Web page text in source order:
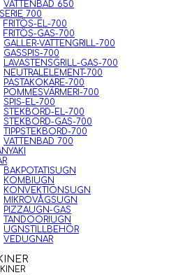
VATTENBAD 650
700
FRITÖS-EL-700
FRITÖS-GAS-700
GALLER-VATTENGRILL-700
GASSPIS-700
LAVASTENSGRILL-GAS-700
NEUTRALELEMENT-700
PASTAKOKARE-700
POMMESVÄRMERI-700
SPIS-EL-700
STEKBORD-EL-700
STEKBORD-GAS-700
TIPPSTEKBORD-700
VATTENBAD 700
BAKPOTATISUGN
KOMBIUGN
KONVEKTIONSUGN
MIKROVÅGSUGN
PIZZAUGN-GAS
TANDOORIUGN
UGNSTILLBEHÖR
VEDUGNAR